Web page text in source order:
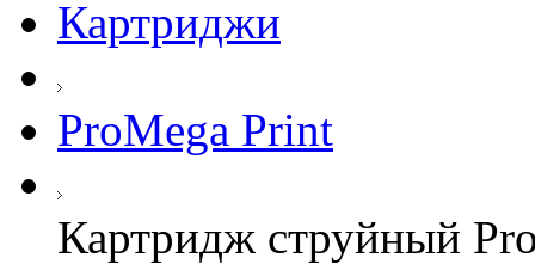
Картриджи
ProMega Print
Картридж струйный